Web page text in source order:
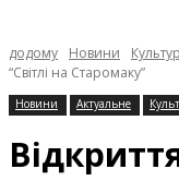
додому Новини
“Світлі на Старомаку”
Новини Актуальне